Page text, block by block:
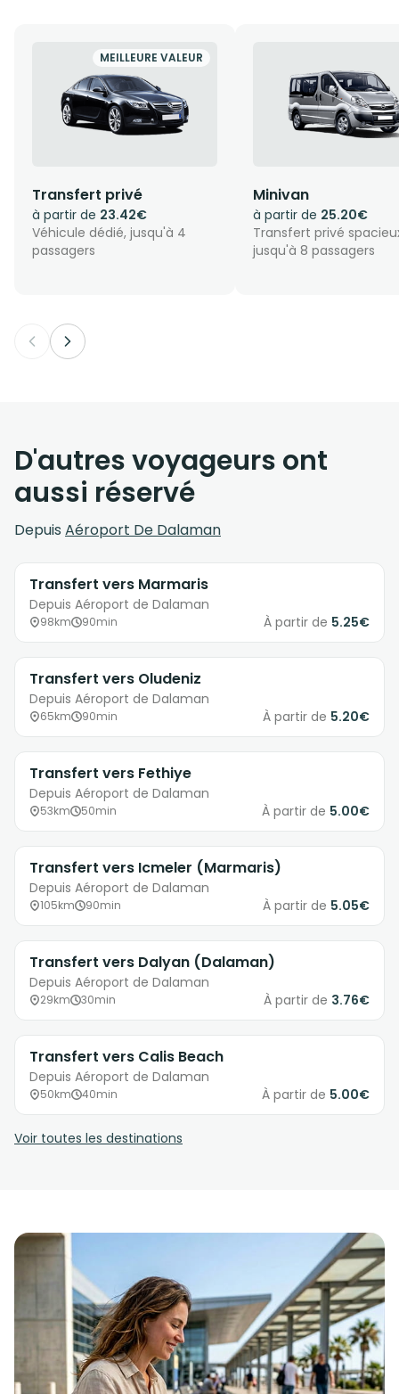
MEILLEURE VALEUR
Transfert privé
à partir de 23.42€
Véhicule dédié, jusqu'à 4
passagers
Minivan
à partir de 25.20€
Transfert privé
jusqu'à 8 passagers
D'autres voyageurs ont
aussi réservé
Depuis Aéroport De Dalaman
Transfert vers Marmaris
Depuis Aéroport de Dalaman
98km 90min À partir de 5.25€
Transfert vers Oludeniz
Depuis Aéroport de Dalaman
65km 90min À partir de 5.20€
Transfert vers Fethiye
Depuis Aéroport de Dalaman
53km 50min À partir de 5.00€
Transfert vers Icmeler (Marmaris)
Depuis Aéroport de Dalaman
105km 90min À partir de 5.05€
Transfert vers Dalyan (Dalaman)
Depuis Aéroport de Dalaman
29km 30min À partir de 3.76€
Transfert vers Calis Beach
Depuis Aéroport de Dalaman
50km 40min À partir de 5.00€
Voir toutes les destinations